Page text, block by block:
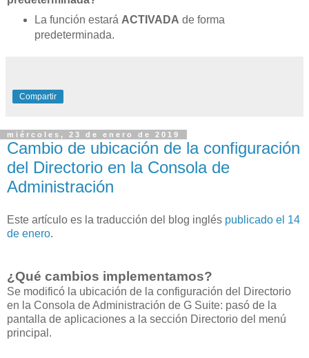
La función estará ACTIVADA de forma
predeterminada.
Compartir
miércoles, 23 de enero de 2019
Cambio de ubicación de la configuración
del Directorio en la Consola de
Administración
Este artículo es la traducción del blog inglés publicado el 14
de enero.
¿Qué cambios implementamos?
Se modificó la ubicación de la configuración del Directorio
en la Consola de Administración de G Suite: pasó de la
pantalla de aplicaciones a la sección Directorio del menú
principal.